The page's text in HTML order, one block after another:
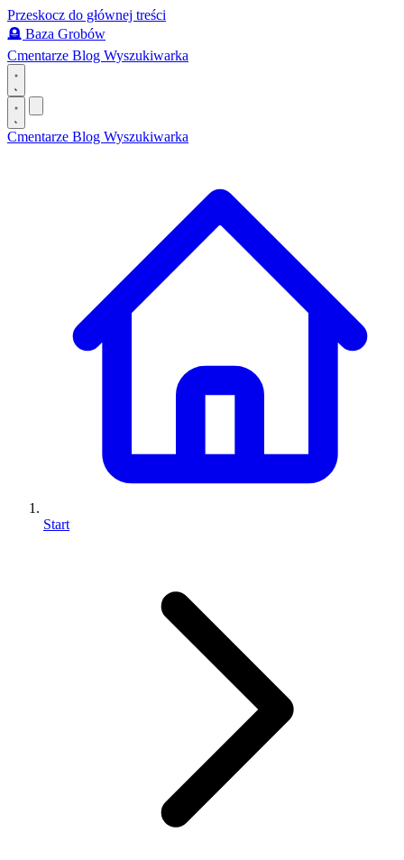
Przeskocz do głównej treści
🪦 Baza Grobów
Cmentarze Blog Wyszukiwarka
Cmentarze Blog Wyszukiwarka
Start